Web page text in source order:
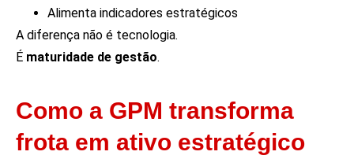
Alimenta indicadores estratégicos
A diferença não é tecnologia.
É maturidade de gestão.
Como a GPM transforma
frota em ativo estratégico